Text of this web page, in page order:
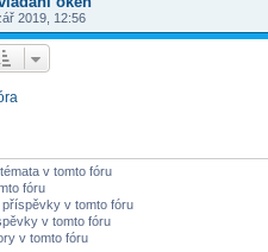
2019, 12:56
v tomto fóru
fóru
v tomto fóru
v tomto fóru
v tomto fóru